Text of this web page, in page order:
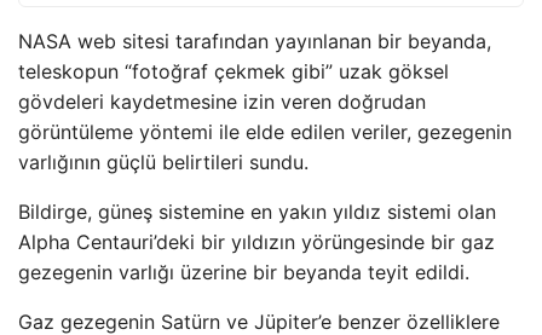
NASA web sitesi tarafından yayınlanan bir beyanda,
teleskopun “fotoğraf çekmek gibi” uzak göksel
gövdeleri kaydetmesine izin veren doğrudan
görüntüleme yöntemi ile elde edilen veriler, gezegenin
varlığının güçlü belirtileri sundu.
Bildirge, güneş sistemine en yakın yıldız sistemi olan
Alpha Centauri’deki bir yıldızın yörüngesinde bir gaz
gezegenin varlığı üzerine bir beyanda teyit edildi.
Gaz gezegenin Satürn ve Jüpiter’e benzer özelliklere